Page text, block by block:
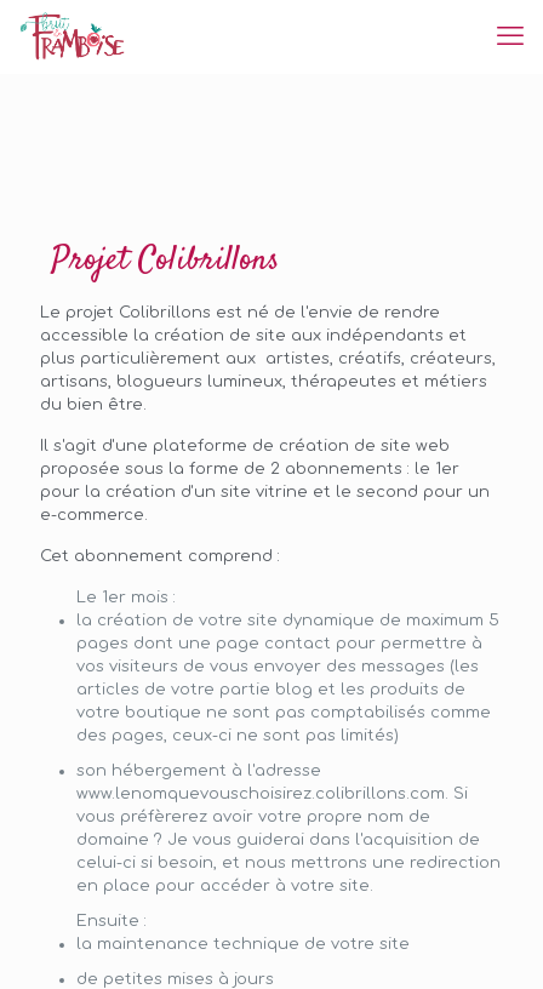
Projet Colibrillons
Le projet Colibrillons est né de l'envie de rendre
accessible la création de site aux indépendants et
plus particulièrement aux artistes, créatifs, créateurs,
artisans, blogueurs lumineux, thérapeutes et métiers
du bien être.
Il s'agit d'une plateforme de création de site web
proposée sous la forme de 2 abonnements : le 1er
pour la création d'un site vitrine et le second pour un
e-commerce.
Cet abonnement comprend :
Le 1er mois :
la création de votre site dynamique de maximum 5
pages dont une page contact pour permettre à
vos visiteurs de vous envoyer des messages (les
articles de votre partie blog et les produits de
votre boutique ne sont pas comptabilisés comme
des pages, ceux-ci ne sont pas limités)
son hébergement à l'adresse
www.lenomquevouschoisirez.colibrillons.com. Si
vous préfèrerez avoir votre propre nom de
domaine ? Je vous guiderai dans l'acquisition de
celui-ci si besoin, et nous mettrons une redirection
en place pour accéder à votre site.
Ensuite :
la maintenance technique de votre site
de petites mises à jours